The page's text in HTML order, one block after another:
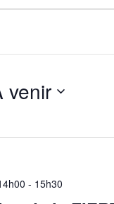
venir
- 15h30